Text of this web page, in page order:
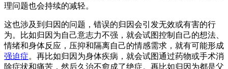
理问题也会持续的减轻。
这也涉及到归因的问题，错误的归因会引发无效或有害的行
为。比如归因为自己意志力不强，就会试图控制自己的想法、
情绪和身体反应，压抑和隔离自己的情感需求，就有可能形成
强迫症。再比如归因为身体疾病，就会试图通过药物或手术消
除症状和痛苦，然后久治不愈成了绝症。再比如归因为都是父